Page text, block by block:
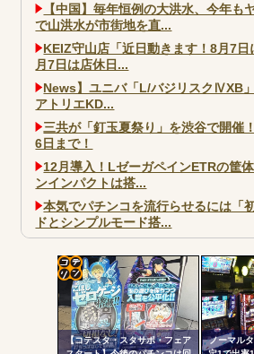
【中国】毎年恒例の大洪水、今年
で山洪水が市街地を直...
KEIZ守山店「近日動きます！8月7
月7日は店休日...
News】ユニバ「L/バジリスクⅣXB
アトリエKD...
三共が「釘玉夏祭り」を渋谷で開催
6日まで！
12月導入！LゼーガペインETRの筐
ンインパクトは搭...
本気でパチンコを流行らせるには「
ドとシンプルモード搭...
パチンコで人気のないキャラを青色
ワイ、パチンコ屋店員の目の前で会
「今までありがとう」と...
無職のパチンコカス(22)なんやが、
ヤバいか教えて？...
【コテスタ・スタサポ・フェア
ノーマル
コテ
リン
- 固